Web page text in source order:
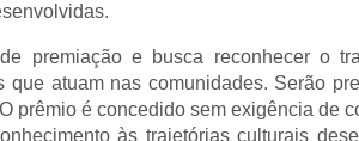
premiação e busca reconhecer o
que atuam nas comunidades. Serão
prêmio é concedido sem exigência de
às trajetórias culturais